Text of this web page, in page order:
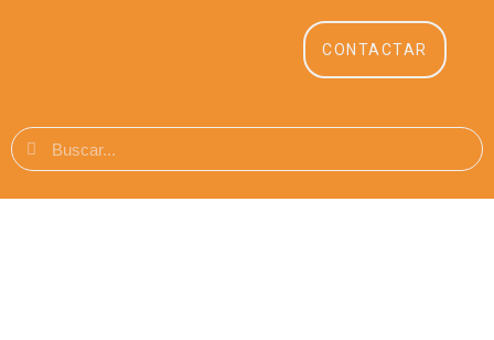
CONTACTAR